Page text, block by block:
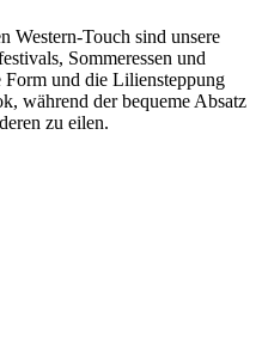
Western-Touch sind unsere
Sommeressen und
und die Liliensteppung
während der bequeme Absatz
zu eilen.